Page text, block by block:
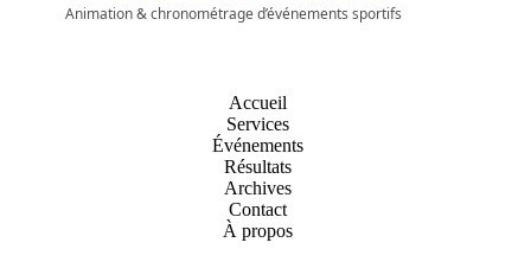
Animation & chronométrage d’événements sportifs
Accueil
Services
Événements
Résultats
Archives
Contact
À propos